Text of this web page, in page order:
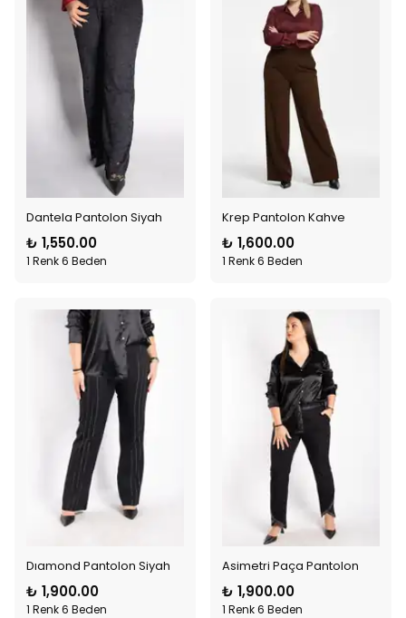
Dantela Pantolon Siyah
₺ 1,550.00
1 Renk 6 Beden
Krep Pantolon Kahve
₺ 1,600.00
1 Renk 6 Beden
Dıamond Pantolon Siyah
₺ 1,900.00
1 Renk 6 Beden
Asimetri Paça Pantolon
₺ 1,900.00
1 Renk 6 Beden